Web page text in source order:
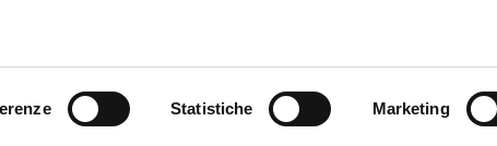
Statistiche Marketing